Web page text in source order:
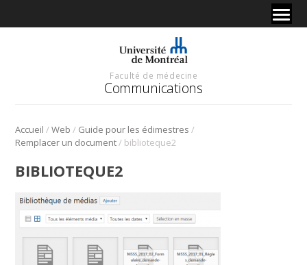
Faculté de médecine
Communications
Accueil /Web / Guide pour les édimestres /
Remplacer un document/ biblioteque2
BIBLIOTEQUE2